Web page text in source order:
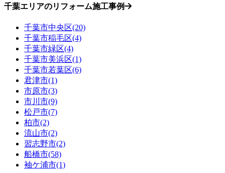
千葉エリアのリフォーム施工事例
千葉市中央区(20)
千葉市稲毛区(4)
千葉市緑区(4)
千葉市美浜区(1)
千葉市若葉区(6)
君津市(1)
市原市(3)
市川市(9)
松戸市(7)
柏市(2)
流山市(2)
習志野市(2)
船橋市(58)
袖ケ浦市(1)